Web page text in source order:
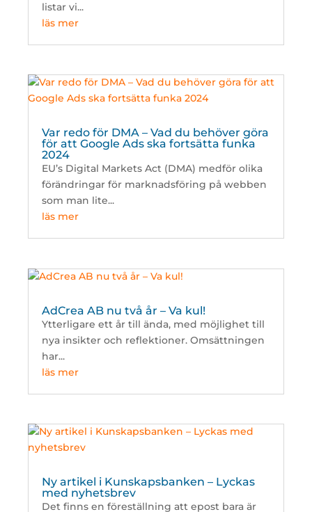
listar vi...
läs mer
Var redo för DMA – Vad du behöver göra
för att Google Ads ska fortsätta funka
2024
EU’s Digital Markets Act (DMA) medför olika
förändringar för marknadsföring på webben
som man lite...
läs mer
AdCrea AB nu två år – Va kul!
Ytterligare ett år till ända, med möjlighet till
nya insikter och reflektioner. Omsättningen
har...
läs mer
Ny artikel i Kunskapsbanken – Lyckas
med nyhetsbrev
Det finns en föreställning att epost bara är